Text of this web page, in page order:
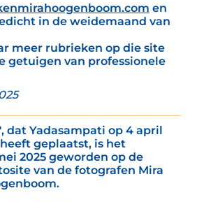
en
in de weidemaand van
meer rubrieken op die site
getuigen van professionele
dat Yadasampati op 4 april
geplaatst, is het
2025 geworden op de
van de fotografen Mira